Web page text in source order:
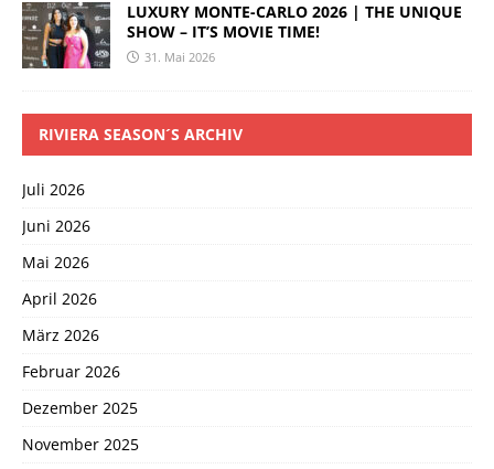
LUXURY MONTE-CARLO 2026 | THE UNIQUE
SHOW – IT’S MOVIE TIME!
31. Mai 2026
RIVIERA SEASON´S ARCHIV
Juli 2026
Juni 2026
Mai 2026
April 2026
März 2026
Februar 2026
Dezember 2025
November 2025